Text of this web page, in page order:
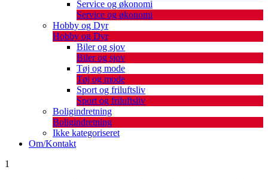
Service og økonomi
Service og økonomi
Hobby og Dyr
Hobby og Dyr
Biler og sjov
Biler og sjov
Tøj og mode
Tøj og mode
Sport og friluftsliv
Sport og friluftsliv
Boligindretning
Boligindretning
Ikke kategoriseret
Om/Kontakt
1